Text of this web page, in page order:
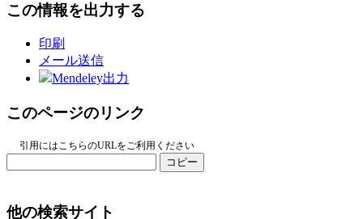
この情報を出力する
印刷
メール送信
Mendeley出力
このページのリンク
引用にはこちらのURLをご利用ください
コピー
他の検索サイト